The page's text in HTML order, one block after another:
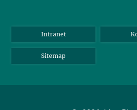
Intranet
Sitemap